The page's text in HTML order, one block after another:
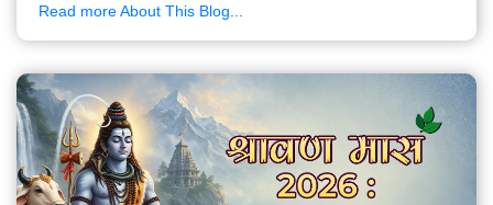
Read more About This Blog...